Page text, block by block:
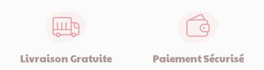
Livraison Gratuite Paiement Sécurisé